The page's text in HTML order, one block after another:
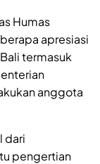
Humas
apresiasi
termasuk
anggota
dari
pengertian